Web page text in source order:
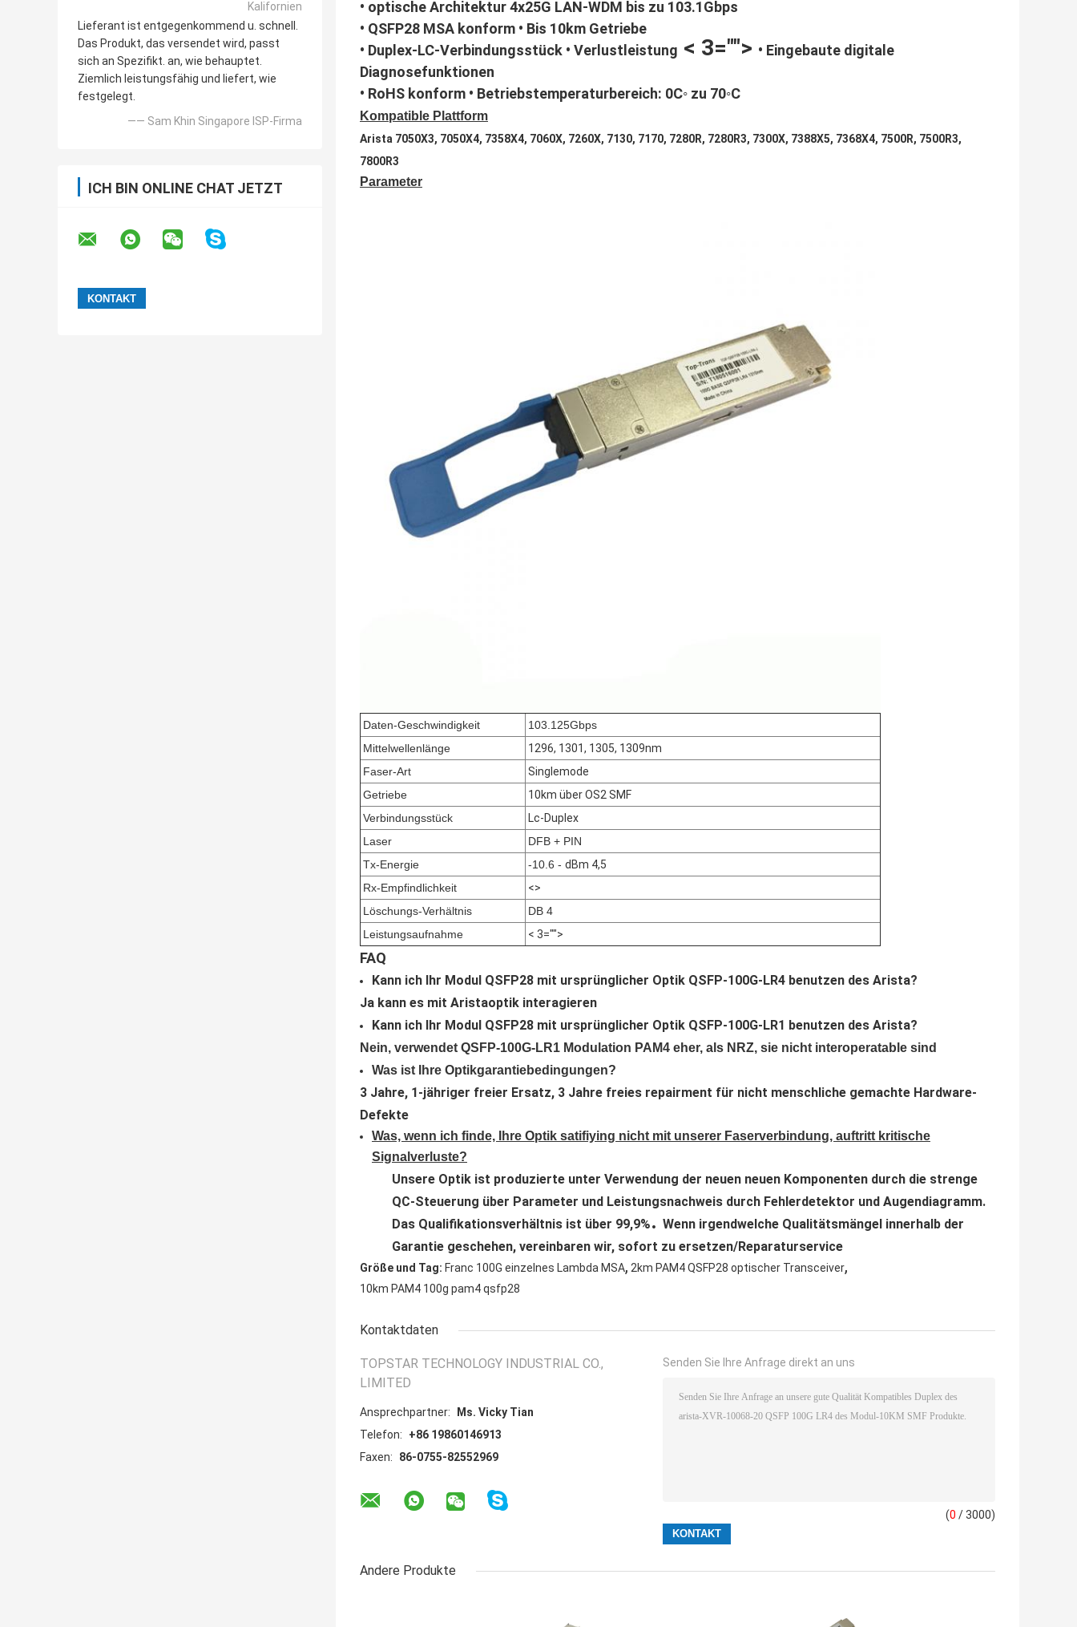
Kalifornien
Lieferant ist entgegenkommend u. schnell.
Das Produkt, das versendet wird, passt
sich an Spezifikt. an, wie behauptet.
Ziemlich leistungsfähig und liefert, wie
festgelegt.
—— Sam Khin Singapore ISP-Firma
ICH BIN ONLINE CHAT JETZT
• optische Architektur 4x25G LAN-WDM bis zu 103.1Gbps
• QSFP28 MSA konform • Bis 10km Getriebe
• Duplex-LC-Verbindungsstück • Verlustleistung < 3=""> • Eingebaute digitale
Diagnosefunktionen
• RoHS konform • Betriebstemperaturbereich: 0C◦ zu 70◦C
Kompatible Plattform
Arista 7050X3, 7050X4, 7358X4, 7060X, 7260X, 7130, 7170, 7280R, 7280R3, 7300X, 7388X5, 7368X4, 7500R, 7500R3,
7800R3
Parameter
Daten-Geschwindigkeit
103.125Gbps
Mittelwellenlänge
1296, 1301, 1305, 1309nm
Faser-Art
Singlemode
Getriebe
10km über OS2 SMF
Verbindungsstück
Lc-Duplex
Laser
DFB + PIN
Tx-Energie
-10.6 - dBm 4,5
Rx-Empfindlichkeit
<>
Löschungs-Verhältnis
DB 4
Leistungsaufnahme
< 3="">
FAQ
Kann ich Ihr Modul QSFP28 mit ursprünglicher Optik QSFP-100G-LR4 benutzen des Arista?
Ja kann es mit Aristaoptik interagieren
Kann ich Ihr Modul QSFP28 mit ursprünglicher Optik QSFP-100G-LR1 benutzen des Arista?
Nein, verwendet QSFP-100G-LR1 Modulation PAM4 eher, als NRZ, sie nicht interoperatable sind
Was ist Ihre Optikgarantiebedingungen?
3 Jahre, 1-jähriger freier Ersatz, 3 Jahre freies repairment für nicht menschliche gemachte Hardware-
Defekte
Was, wenn ich finde, Ihre Optik satifiying nicht mit unserer Faserverbindung, auftritt kritische
Signalverluste?
Unsere Optik ist produzierte unter Verwendung der neuen neuen Komponenten durch die strenge
QC-Steuerung über Parameter und Leistungsnachweis durch Fehlerdetektor und Augendiagramm.
Das Qualifikationsverhältnis ist über 99,9%. Wenn irgendwelche Qualitätsmängel innerhalb der
Garantie geschehen, vereinbaren wir, sofort zu ersetzen/Reparaturservice
Größe und Tag: Franc 100G einzelnes Lambda MSA, 2km PAM4 QSFP28 optischer Transceiver,
10km PAM4 100g pam4 qsfp28
Kontaktdaten
TOPSTAR TECHNOLOGY INDUSTRIAL CO.,
LIMITED
Ansprechpartner:
Ms. Vicky Tian
Telefon:
+86 19860146913
Faxen:
86-0755-82552969
Senden Sie Ihre Anfrage direkt an uns
(0 / 3000)
Andere Produkte